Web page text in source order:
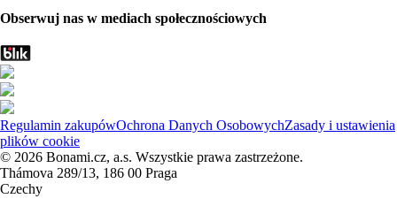
Obserwuj nas w mediach społecznościowych
Regulamin zakupówOchrona Danych OsobowychZasady i ustawienia
plików cookie
© 2026 Bonami.cz, a.s. Wszystkie prawa zastrzeżone.
Thámova 289/13, 186 00 Praga
Czechy